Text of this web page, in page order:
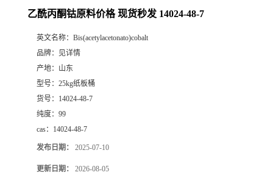
乙酰丙酮钴原料价格 现货秒发 14024-48-7
英文名称： Bis(acetylacetonato)cobalt
品牌：
见详情
产地： 山东
型号： 25kg纸板桶
货号： 14024-48-7
纯度： 99
cas： 14024-48-7
发布日期： 2025-07-10
更新日期： 2026-08-05